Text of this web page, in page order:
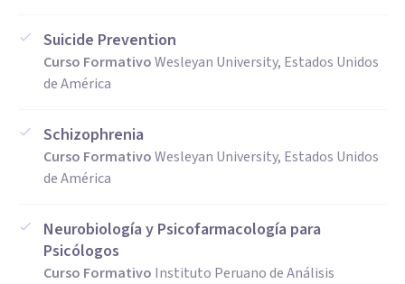
Suicide Prevention
Curso FormativoWesleyan University, Estados Unidos
de América
Schizophrenia
Curso FormativoWesleyan University, Estados Unidos
de América
Neurobiología y Psicofarmacología para
Psicólogos
Curso Formativo Instituto Peruano de Análisis